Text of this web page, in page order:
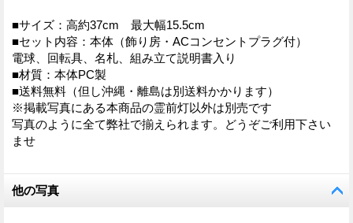
■サイズ：高約37cm 最大幅15.5cm
■セット内容：本体（飾り房・ACコンセントプラグ付）
電球、回転具、名札、組み立て説明書入り
■材質：本体PC製
■送料無料（但し沖縄・離島は別送料かかります）
※掲載写真にある本商品の霊前灯以外は別売です
写真のように全て弊社で揃えられます。どうぞご利用下さい
ませ
他の写真